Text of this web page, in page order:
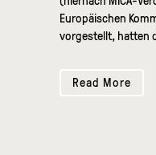
Europäischen
vorgestellt, hatten
Read More